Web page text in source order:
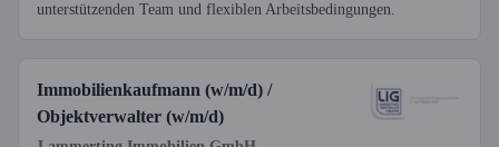
unterstützenden Team und flexiblen Arbeitsbedingungen.
Immobilienkaufmann (w/m/d) /
Objektverwalter (w/m/d)